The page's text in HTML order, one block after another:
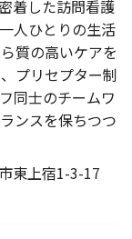
着した訪問看護
人ひとりの生活
質の高いケアを
プリセプター制
同士のチームワ
ンスを保ちつつ
東上宿1-3-17